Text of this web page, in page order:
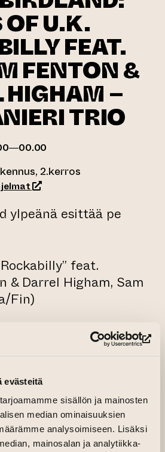
evästeitä
sisällön ja mainosten
median ominaisuuksien
analysoimiseen. Lisäksi
mainosalan ja analytiikka-
U.K.
FEAT.
FENTON &
HIGHAM –
TRIO
2.kerros
(siirtyy toiseen
ylpeänä esittää pe
feat.
& Darrel Higham, Sam
Fin)
& rollin ystäville tästä
ilta. Tämän mahtavan
Richardin aikaan,
on kaksi genren
Graham Fenton
Higham.